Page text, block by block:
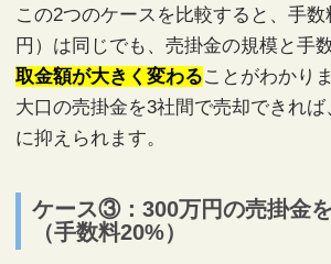
この2つのケースを比較すると、手
円）は同じでも、売掛金の規模と手
取金額が大きく変わることがわかりま
大口の売掛金を3社間で売却できれ
に抑えられます。
ケース③：300万円の売掛金
（手数料20%）